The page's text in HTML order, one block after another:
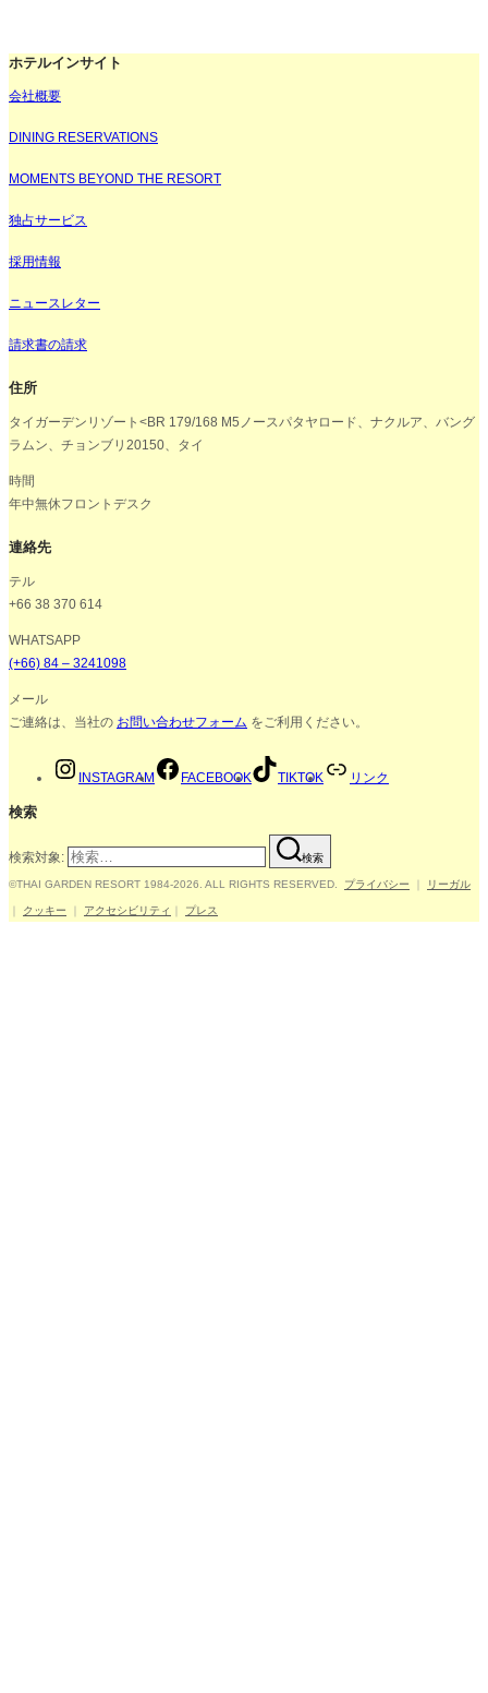
ホテルインサイト
会社概要
DINING RESERVATIONS
MOMENTS BEYOND THE RESORT
独占サービス
採用情報
ニュースレター
請求書の請求
住所
タイガーデンリゾート<BR 179/168 M5ノースパタヤロード、ナクルア、バング
ラムン、チョンブリ20150、タイ
時間
年中無休フロントデスク
連絡先
テル
+66 38 370 614
WHATSAPP
(+66) 84 – 3241098
メール
ご連絡は、当社の お問い合わせフォーム をご利用ください。
INSTAGRAM FACEBOOK TIKTOK リンク
検索
検索対象: 検索
©THAI GARDEN RESORT 1984-2026. ALL RIGHTS RESERVED. プライバシー リーガル
クッキー アクセシビリティ プレス